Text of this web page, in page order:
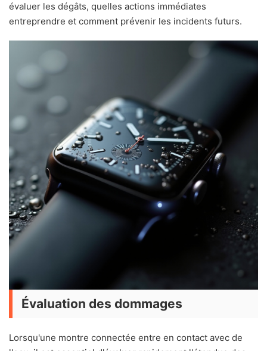
évaluer les dégâts, quelles actions immédiates
entreprendre et comment prévenir les incidents futurs.
Évaluation des dommages
Lorsqu'une montre connectée entre en contact avec de